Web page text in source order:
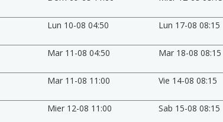
Lun 10-08 04:50 Lun 17-08 08:15
Mar 11-08 04:50 Mar 18-08 08:15
Mar 11-08 11:00 Vie 14-08 08:15
Mier 12-08 11:00 Sab 15-08 08:15